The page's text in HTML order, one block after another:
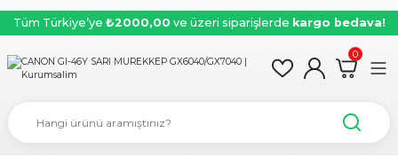
Tüm Türkiye’ye ₺2000,00 ve üzeri siparişlerde kargo bedava!
0